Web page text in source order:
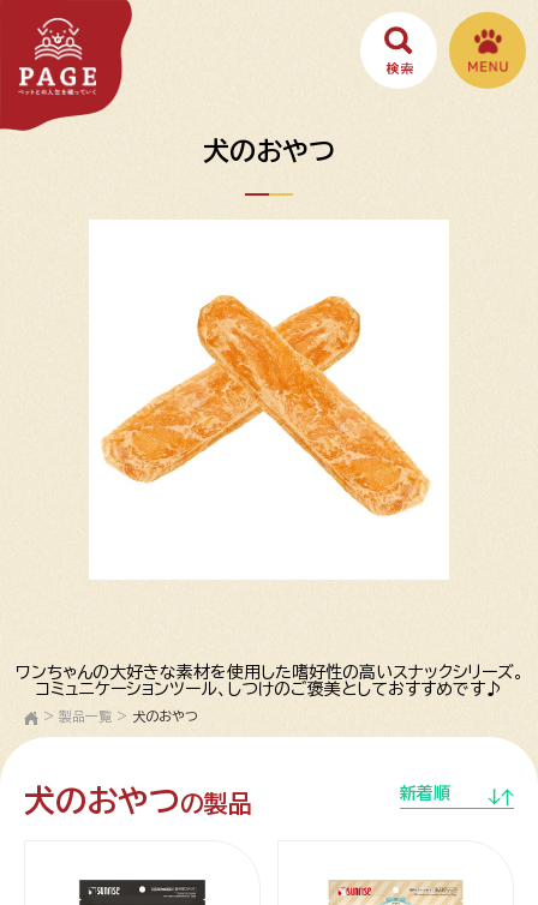
犬のおやつ
ワンちゃんの大好きな素材を使用した嗜好性の高いスナックシリーズ。
コミュニケーションツール、しつけのご褒美としておすすめです♪
> 製品一覧 > 犬のおやつ
犬のおやつの製品 新着順